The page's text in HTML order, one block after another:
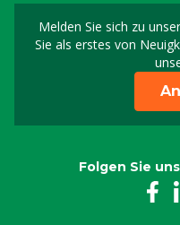
Melden Sie sich zu
Sie als erstes von
Folgen Sie